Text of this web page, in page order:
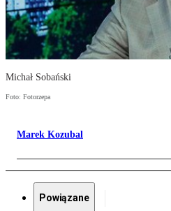
Michał Sobański
Foto: Fotorzepa
Marek Kozubal
Powiązane